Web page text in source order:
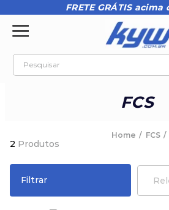
FRETE GRÁTIS acima
Pesquisar
FCS
FCS
2 Produtos
Filtrar